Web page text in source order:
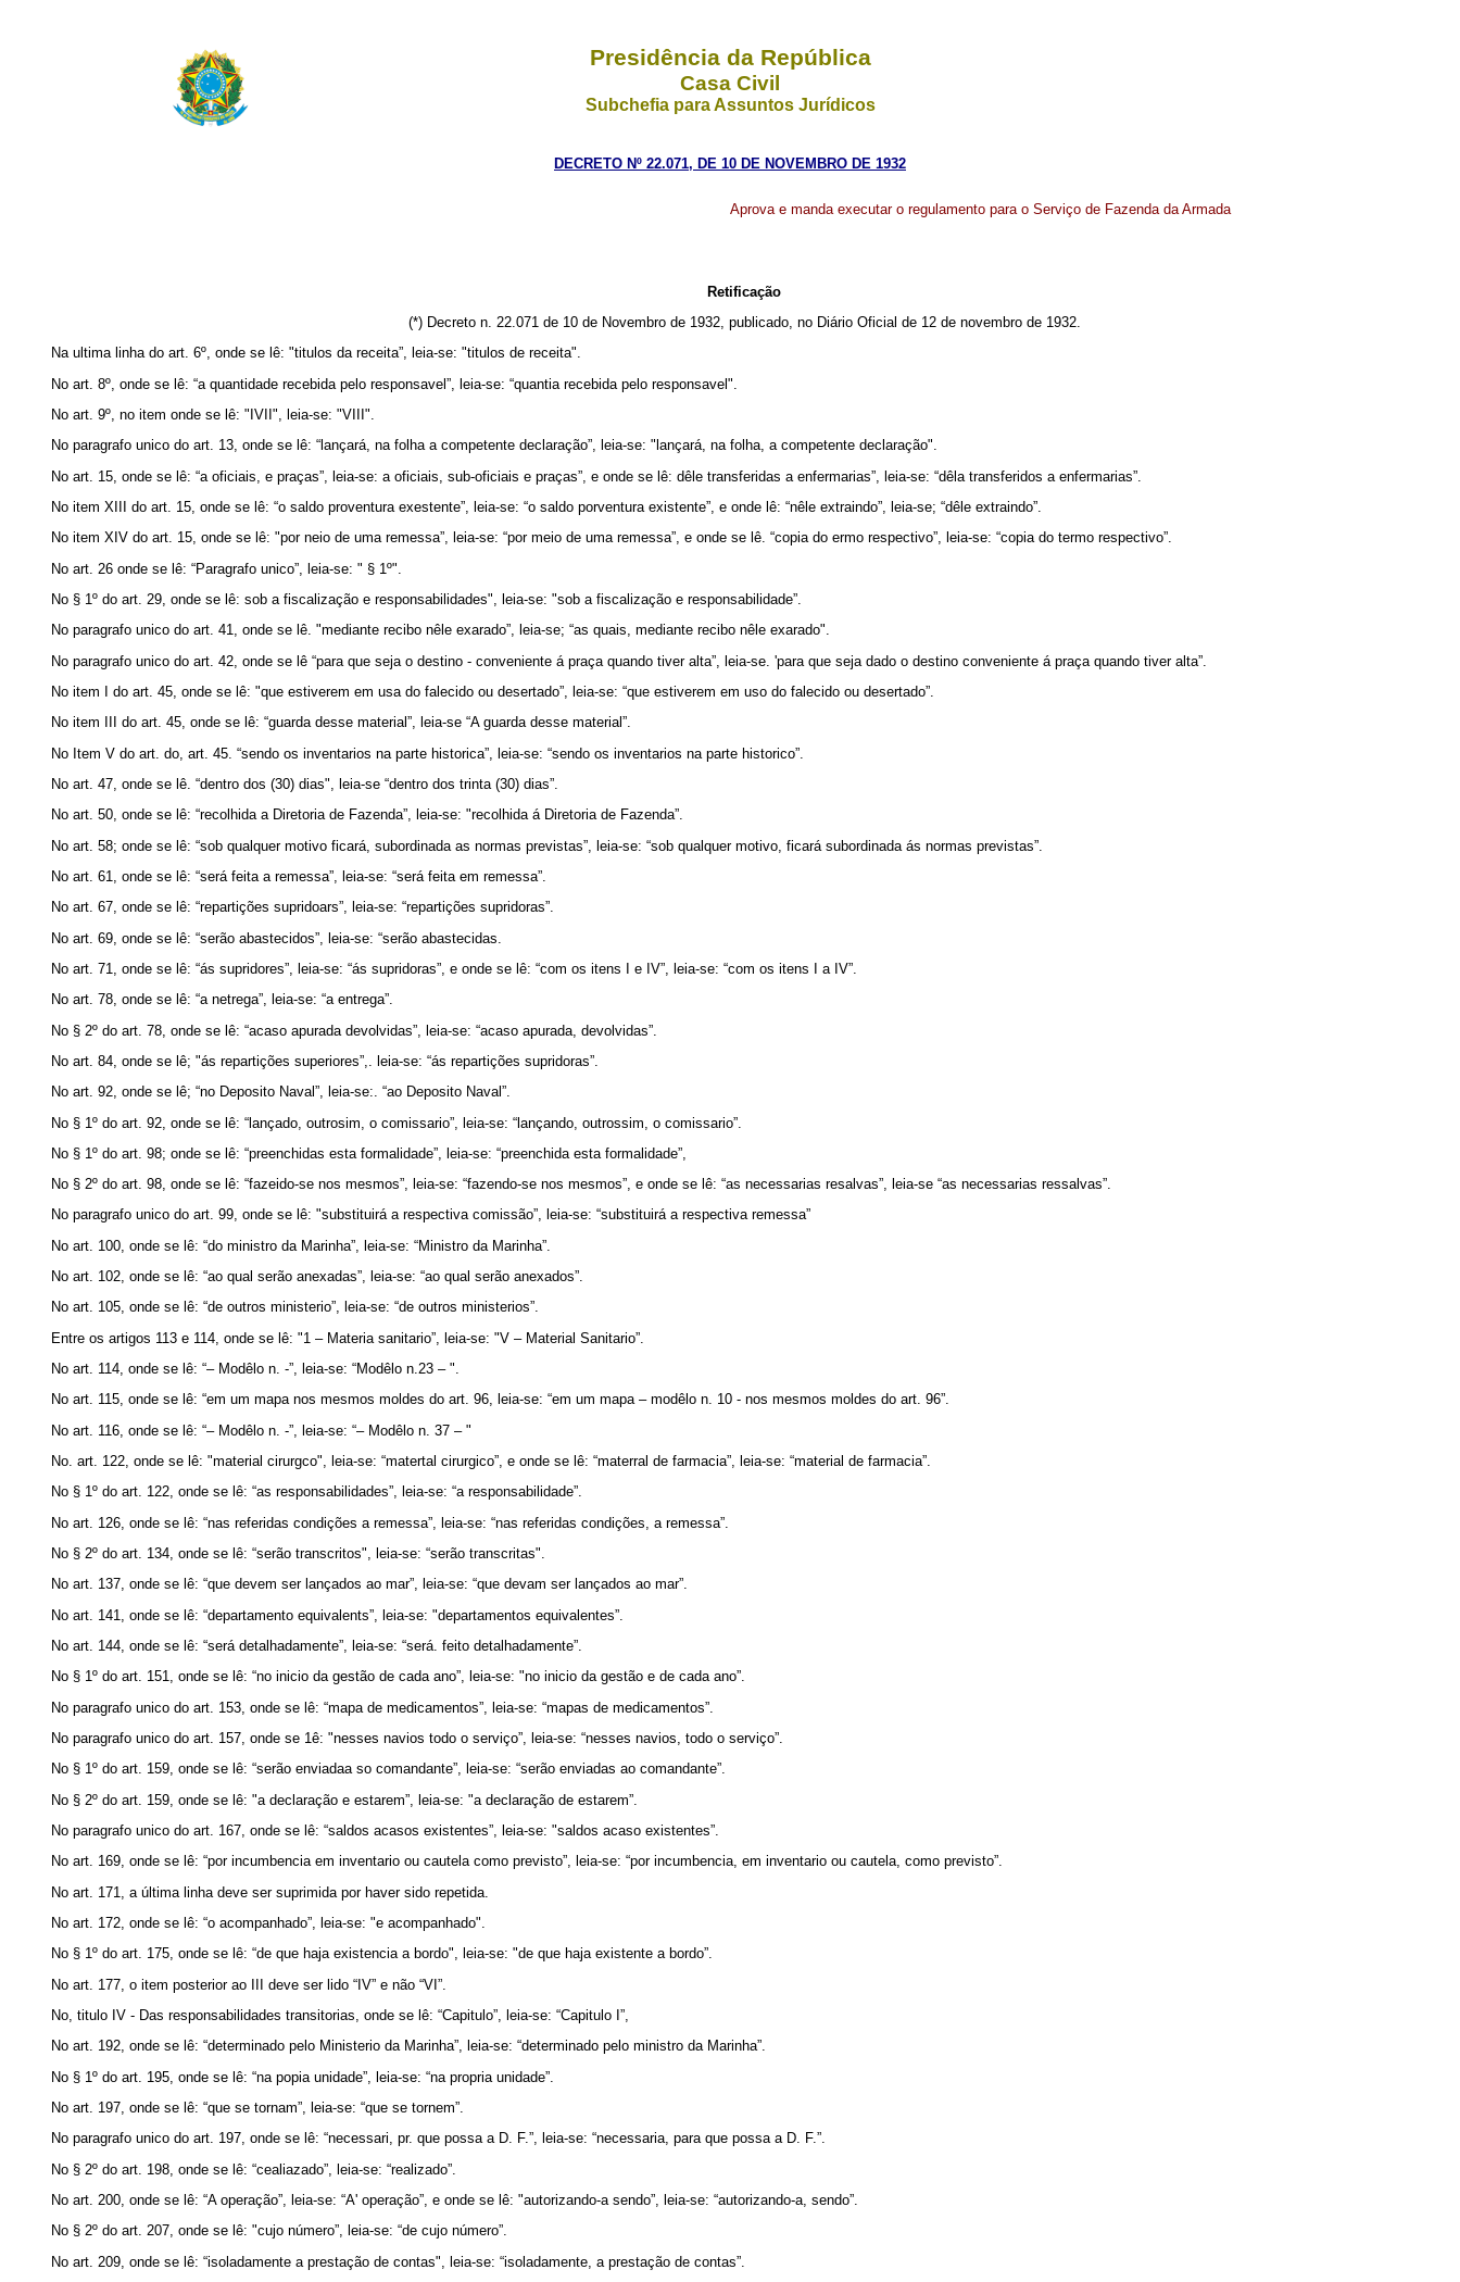
Presidência da República
Casa Civil
Subchefia para Assuntos Jurídicos
DECRETO Nº 22.071, DE 10 DE NOVEMBRO DE 1932
Aprova e manda executar o regulamento para o Serviço de Fazenda da Armada
Retificação
(*) Decreto n. 22.071 de 10 de Novembro de 1932, publicado, no Diário Oficial de 12 de novembro de 1932.
Na ultima linha do art. 6º, onde se lê: "titulos da receita”, leia-se: "titulos de receita".
No art. 8º, onde se lê: “a quantidade recebida pelo responsavel”, leia-se: “quantia recebida pelo responsavel".
No art. 9º, no item onde se lê: "IVII", leia-se: "VIII".
No paragrafo unico do art. 13, onde se lê: “lançará, na folha a competente declaração”, leia-se: "lançará, na folha, a competente declaração".
No art. 15, onde se lê: “a oficiais, e praças”, leia-se: a oficiais, sub-oficiais e praças”, e onde se lê: dêle transferidas a enfermarias”, leia-se: “dêla transferidos a enfermarias”.
No item XIII do art. 15, onde se lê: “o saldo proventura exestente”, leia-se: “o saldo porventura existente”, e onde lê: “nêle extraindo”, leia-se; “dêle extraindo”.
No item XIV do art. 15, onde se lê: "por neio de uma remessa”, leia-se: “por meio de uma remessa”, e onde se lê. “copia do ermo respectivo”, leia-se: “copia do termo respectivo”.
No art. 26 onde se lê: “Paragrafo unico”, leia-se: " § 1º".
No § 1º do art. 29, onde se lê: sob a fiscalização e responsabilidades", leia-se: "sob a fiscalização e responsabilidade”.
No paragrafo unico do art. 41, onde se lê. "mediante recibo nêle exarado”, leia-se; “as quais, mediante recibo nêle exarado".
No paragrafo unico do art. 42, onde se lê “para que seja o destino - conveniente á praça quando tiver alta”, leia-se. 'para que seja dado o destino conveniente á praça quando tiver alta”.
No item I do art. 45, onde se lê: "que estiverem em usa do falecido ou desertado”, leia-se: “que estiverem em uso do falecido ou desertado”.
No item III do art. 45, onde se lê: “guarda desse material”, leia-se “A guarda desse material”.
No Item V do art. do, art. 45. “sendo os inventarios na parte historica”, leia-se: “sendo os inventarios na parte historico”.
No art. 47, onde se lê. “dentro dos (30) dias", leia-se “dentro dos trinta (30) dias”.
No art. 50, onde se lê: “recolhida a Diretoria de Fazenda”, leia-se: "recolhida á Diretoria de Fazenda”.
No art. 58; onde se lê: “sob qualquer motivo ficará, subordinada as normas previstas”, leia-se: “sob qualquer motivo, ficará subordinada ás normas previstas”.
No art. 61, onde se lê: “será feita a remessa”, leia-se: “será feita em remessa”.
No art. 67, onde se lê: “repartições supridoars”, leia-se: “repartições supridoras”.
No art. 69, onde se lê: “serão abastecidos”, leia-se: “serão abastecidas.
No art. 71, onde se lê: “ás supridores”, leia-se: “ás supridoras”, e onde se lê: “com os itens I e IV”, leia-se: “com os itens I a IV”.
No art. 78, onde se lê: “a netrega”, leia-se: “a entrega”.
No § 2º do art. 78, onde se lê: “acaso apurada devolvidas”, leia-se: “acaso apurada, devolvidas”.
No art. 84, onde se lê; "ás repartições superiores”,. leia-se: “ás repartições supridoras”.
No art. 92, onde se lê; “no Deposito Naval”, leia-se:. “ao Deposito Naval”.
No § 1º do art. 92, onde se lê: “lançado, outrosim, o comissario”, leia-se: “lançando, outrossim, o comissario”.
No § 1º do art. 98; onde se lê: “preenchidas esta formalidade”, leia-se: “preenchida esta formalidade”,
No § 2º do art. 98, onde se lê: “fazeido-se nos mesmos”, leia-se: “fazendo-se nos mesmos”, e onde se lê: “as necessarias resalvas”, leia-se “as necessarias ressalvas”.
No paragrafo unico do art. 99, onde se lê: "substituirá a respectiva comissão”, leia-se: “substituirá a respectiva remessa”
No art. 100, onde se lê: “do ministro da Marinha”, leia-se: “Ministro da Marinha”.
No art. 102, onde se lê: “ao qual serão anexadas”, leia-se: “ao qual serão anexados”.
No art. 105, onde se lê: “de outros ministerio”, leia-se: “de outros ministerios”.
Entre os artigos 113 e 114, onde se lê: "1 – Materia sanitario”, leia-se: "V – Material Sanitario”.
No art. 114, onde se lê: “– Modêlo n. -”, leia-se: “Modêlo n.23 – ".
No art. 115, onde se lê: “em um mapa nos mesmos moldes do art. 96, leia-se: “em um mapa – modêlo n. 10 - nos mesmos moldes do art. 96”.
No art. 116, onde se lê: “– Modêlo n. -”, leia-se: “– Modêlo n. 37 – "
No. art. 122, onde se lê: "material cirurgco", leia-se: “matertal cirurgico”, e onde se lê: “materral de farmacia”, leia-se: “material de farmacia”.
No § 1º do art. 122, onde se lê: “as responsabilidades”, leia-se: “a responsabilidade”.
No art. 126, onde se lê: “nas referidas condições a remessa”, leia-se: “nas referidas condições, a remessa”.
No § 2º do art. 134, onde se lê: “serão transcritos", leia-se: “serão transcritas".
No art. 137, onde se lê: “que devem ser lançados ao mar”, leia-se: “que devam ser lançados ao mar”.
No art. 141, onde se lê: “departamento equivalents”, leia-se: "departamentos equivalentes”.
No art. 144, onde se lê: “será detalhadamente”, leia-se: “será. feito detalhadamente”.
No § 1º do art. 151, onde se lê: “no inicio da gestão de cada ano”, leia-se: "no inicio da gestão e de cada ano”.
No paragrafo unico do art. 153, onde se lê: “mapa de medicamentos”, leia-se: “mapas de medicamentos”.
No paragrafo unico do art. 157, onde se 1ê: "nesses navios todo o serviço”, leia-se: “nesses navios, todo o serviço”.
No § 1º do art. 159, onde se lê: “serão enviadaa so comandante”, leia-se: “serão enviadas ao comandante”.
No § 2º do art. 159, onde se lê: "a declaração e estarem”, leia-se: "a declaração de estarem”.
No paragrafo unico do art. 167, onde se lê: “saldos acasos existentes”, leia-se: "saldos acaso existentes”.
No art. 169, onde se lê: “por incumbencia em inventario ou cautela como previsto”, leia-se: “por incumbencia, em inventario ou cautela, como previsto”.
No art. 171, a última linha deve ser suprimida por haver sido repetida.
No art. 172, onde se lê: “o acompanhado”, leia-se: "e acompanhado".
No § 1º do art. 175, onde se lê: “de que haja existencia a bordo", leia-se: "de que haja existente a bordo”.
No art. 177, o item posterior ao III deve ser lido “IV” e não “VI”.
No, titulo IV - Das responsabilidades transitorias, onde se lê: “Capitulo”, leia-se: “Capitulo I”,
No art. 192, onde se lê: “determinado pelo Ministerio da Marinha”, leia-se: “determinado pelo ministro da Marinha”.
No § 1º do art. 195, onde se lê: “na popia unidade”, leia-se: “na propria unidade”.
No art. 197, onde se lê: “que se tornam”, leia-se: “que se tornem”.
No paragrafo unico do art. 197, onde se lê: “necessari, pr. que possa a D. F.”, leia-se: “necessaria, para que possa a D. F.”.
No § 2º do art. 198, onde se lê: “cealiazado”, leia-se: “realizado”.
No art. 200, onde se lê: “A operação”, leia-se: “A' operação”, e onde se lê: "autorizando-a sendo”, leia-se: “autorizando-a, sendo”.
No § 2º do art. 207, onde se lê: "cujo número”, leia-se: “de cujo número”.
No art. 209, onde se lê: “isoladamente a prestação de contas", leia-se: “isoladamente, a prestação de contas”.